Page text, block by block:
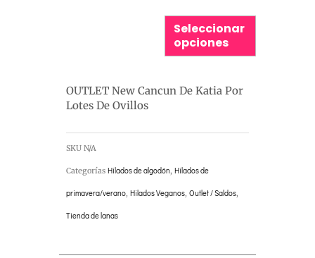
Seleccionar
opciones
OUTLET New Cancun De Katia Por
Lotes De Ovillos
SKU N/A
Categorías Hilados de algodón, Hilados de
primavera/verano, Hilados Veganos, Outlet / Saldos,
Tienda de lanas